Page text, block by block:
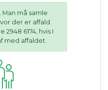
Man må samle
der er affald.
2948 6174, hvis I
med affaldet.